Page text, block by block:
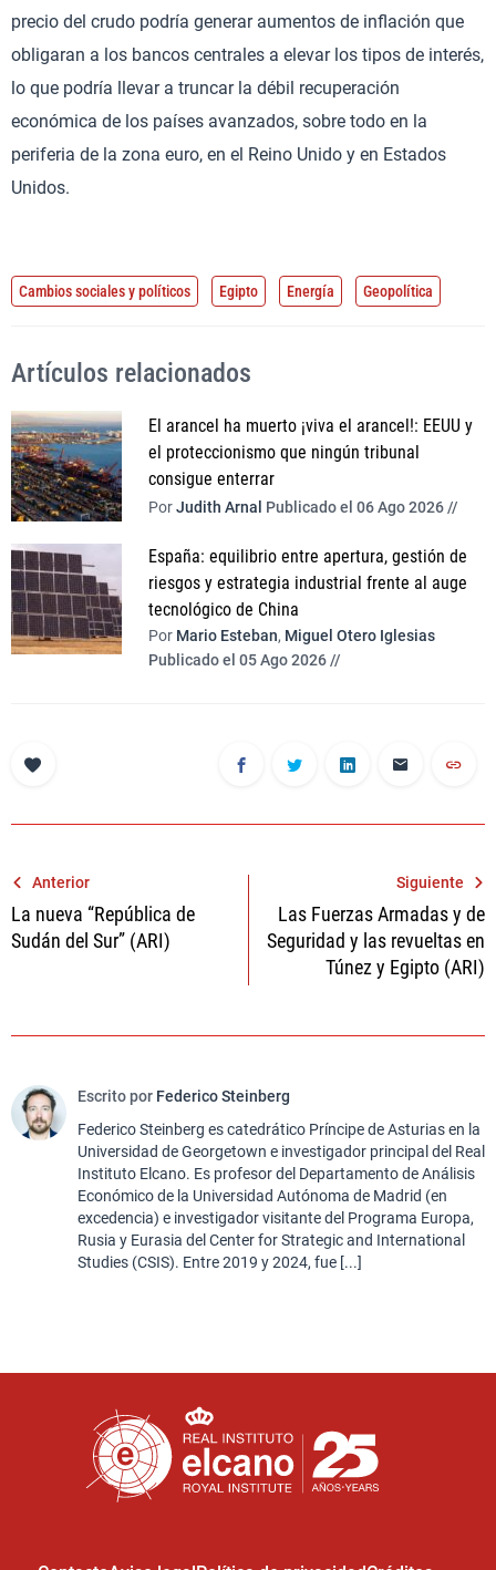
precio del crudo podría generar aumentos de inflación que
obligaran a los bancos centrales a elevar los tipos de interés,
lo que podría llevar a truncar la débil recuperación
económica de los países avanzados, sobre todo en la
periferia de la zona euro, en el Reino Unido y en Estados
Unidos.
Cambios sociales y políticos Egipto Energía Geopolítica
Artículos relacionados
El arancel ha muerto ¡viva el arancel!: EEUU y
el proteccionismo que ningún tribunal
consigue enterrar
PorJudith Arnal Publicado el 06 Ago 2026 //
España: equilibrio entre apertura, gestión de
riesgos y estrategia industrial frente al auge
tecnológico de China
Por Mario Esteban, Miguel Otero Iglesias
Publicado el 05 Ago 2026 //
Navegación
de
entradas
Anterior
La nueva “República de
Sudán del Sur” (ARI)
Siguiente
Las Fuerzas Armadas y de
Seguridad y las revueltas en
Túnez y Egipto (ARI)
Escrito por Federico Steinberg
Federico Steinberg es catedrático Príncipe de Asturias en la
Universidad de Georgetown e investigador principal del Real
Instituto Elcano. Es profesor del Departamento de Análisis
Económico de la Universidad Autónoma de Madrid (en
excedencia) e investigador visitante del Programa Europa,
Rusia y Eurasia del Center for Strategic and International
Studies (CSIS). Entre 2019 y 2024, fue [...]